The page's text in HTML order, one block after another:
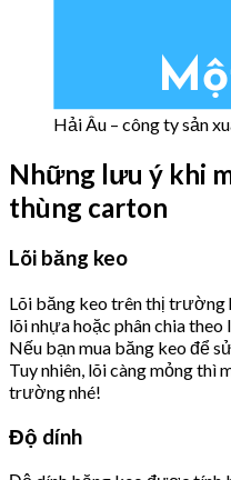
Hải Âu – công ty sản
Những lưu ý khi
thùng carton
Lõi băng keo
Lõi băng keo trên thị trường
lõi nhựa hoặc phân chia
Nếu bạn mua băng keo để
Tuy nhiên, lõi càng mỏng thì
trường nhé!
Độ dính